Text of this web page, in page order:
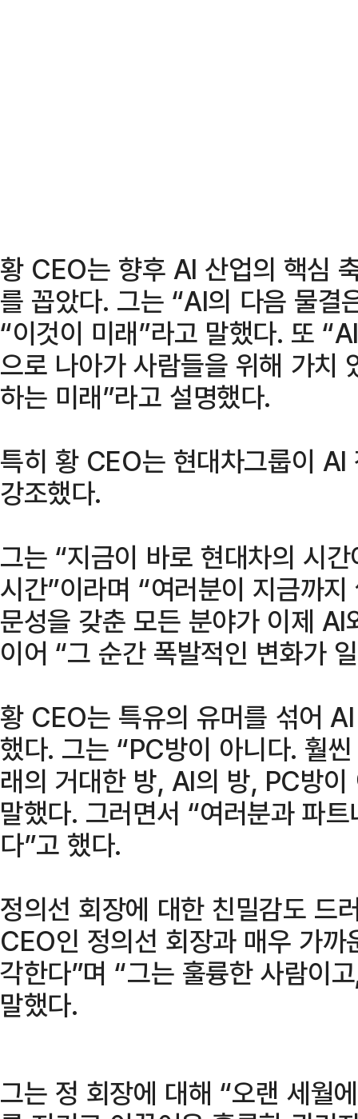
황 CEO는 향후 AI 산업의 핵심
를 꼽았다. 그는 “AI의 다음 물결
“이것이 미래”라고 말했다. 또
으로 나아가 사람들을 위해 가치
하는 미래”라고 설명했다.
특히 황 CEO는 현대차그룹이
강조했다.
그는 “지금이 바로 현대차의 시
시간”이라며 “여러분이 지금까
문성을 갖춘 모든 분야가 이제
이어 “그 순간 폭발적인 변화가
황 CEO는 특유의 유머를 섞어
했다. 그는 “PC방이 아니다. 훨
래의 거대한 방, AI의 방, PC방이
말했다. 그러면서 “여러분과 파
다”고 했다.
정의선 회장에 대한 친밀감도 드
CEO인 정의선 회장과 매우 가
각한다”며 “그는 훌륭한 사람이
말했다.
그는 정 회장에 대해 “오랜 세월